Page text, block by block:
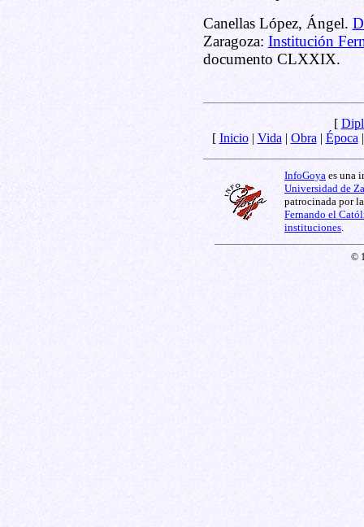
Canellas López, Ángel.
Zaragoza: Institución
documento CLXXIX.
[
[ Inicio| Vida | Obra | Época
InfoGoya es una
Universidad de
patrocinada por
Fernando el
instituciones
©